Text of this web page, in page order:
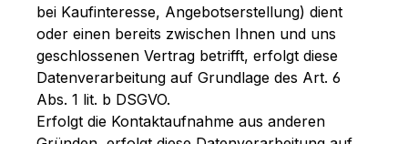
bei Kaufinteresse, Angebotserstellung) dient
oder einen bereits zwischen Ihnen und uns
geschlossenen Vertrag betrifft, erfolgt diese
Datenverarbeitung auf Grundlage des Art. 6
Abs. 1 lit. b DSGVO.
Erfolgt die Kontaktaufnahme aus anderen